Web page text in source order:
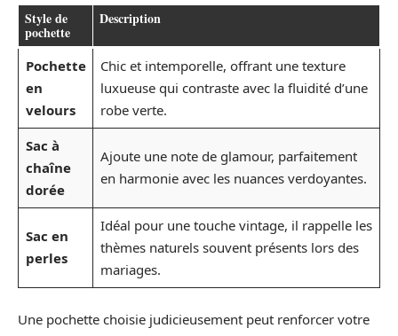
Style de
pochette
Description
Pochette
en
velours
Chic et intemporelle, offrant une texture
luxueuse qui contraste avec la fluidité d’une
robe verte.
Sac à
chaîne
dorée
Ajoute une note de glamour, parfaitement
en harmonie avec les nuances verdoyantes.
Sac en
perles
Idéal pour une touche vintage, il rappelle les
thèmes naturels souvent présents lors des
mariages.
Une pochette choisie judicieusement peut renforcer votre